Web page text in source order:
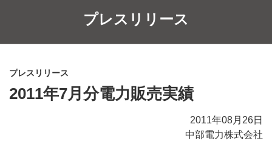
プレスリリース
プレスリリース
2011年7月分電力販売実績
2011年08月26日
中部電力株式会社